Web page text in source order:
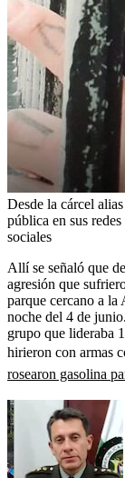
Desde la cárcel
pública en sus redes
sociales
Allí se señaló que
agresión que
parque cercano a
noche del 4 de
grupo que lideraba
hirieron con armas
rosearon gasolina